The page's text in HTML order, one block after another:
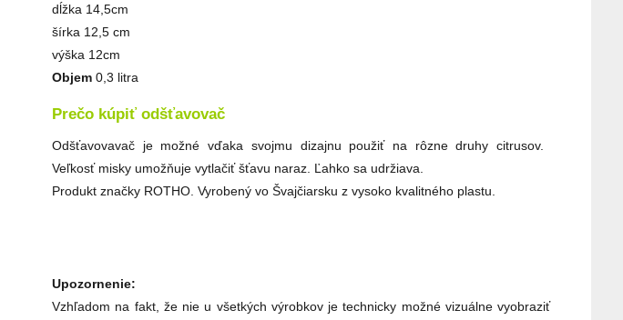
dĺžka 14,5cm
šírka 12,5 cm
výška 12cm
Objem 0,3 litra
Prečo kúpiť odšťavovač
Odšťavovavač je možné vďaka svojmu dizajnu použiť na rôzne druhy citrusov.
Veľkosť misky umožňuje vytlačiť šťavu naraz. Ľahko sa udržiava.
Produkt značky ROTHO. Vyrobený vo Švajčiarsku z vysoko kvalitného plastu.
Upozornenie:
Vzhľadom na fakt, že nie u všetkých výrobkov je technicky možné vizuálne vyobraziť